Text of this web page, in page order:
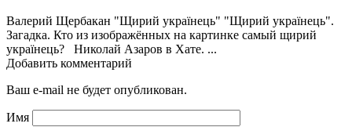
Валерий Щербакан "Щирий українець" "Щирий українець".
Загадка. Кто из изображённых на картинке самый щирий
українець? Николай Азаров в Хате. ...
Добавить комментарий
Ваш e-mail не будет опубликован.
Имя